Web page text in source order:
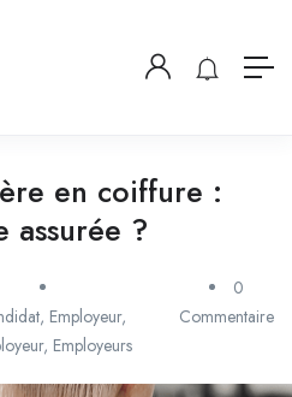
en coiffure :
assurée ?
, Employeur,
, Employeurs
0
Commentaire